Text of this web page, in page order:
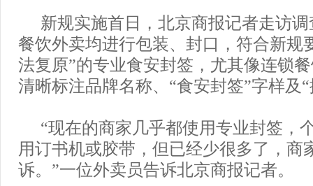
新规实施首日，北京商报记者走访
餐饮外卖均进行包装、封口，符合新规
法复原”的专业食安封签，尤其像连锁
清晰标注品牌名称、“食安封签”字样及
“现在的商家几乎都使用专业封签，
用订书机或胶带，但已经少很多了，商
诉。”一位外卖员告诉北京商报记者。